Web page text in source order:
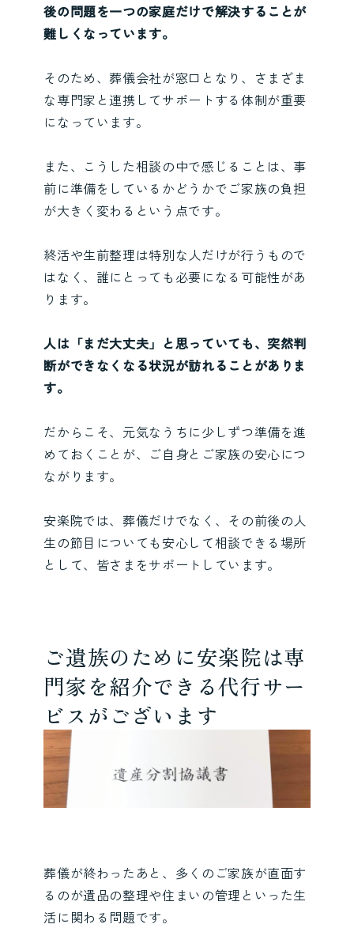
後の問題を一つの家庭だけで解決することが
難しくなっています。
そのため、葬儀会社が窓口となり、さまざま
な専門家と連携してサポートする体制が重要
になっています。
また、こうした相談の中で感じることは、事
前に準備をしているかどうかでご家族の負担
が大きく変わるという点です。
終活や生前整理は特別な人だけが行うもので
はなく、誰にとっても必要になる可能性があ
ります。
人は「まだ大丈夫」と思っていても、突然判
断ができなくなる状況が訪れることがありま
す。
だからこそ、元気なうちに少しずつ準備を進
めておくことが、ご自身とご家族の安心につ
ながります。
安楽院では、葬儀だけでなく、その前後の人
生の節目についても安心して相談できる場所
として、皆さまをサポートしています。
ご遺族のために安楽院は専
門家を紹介できる代行サー
ビスがございます
葬儀が終わったあと、多くのご家族が直面す
るのが遺品の整理や住まいの管理といった生
活に関わる問題です。